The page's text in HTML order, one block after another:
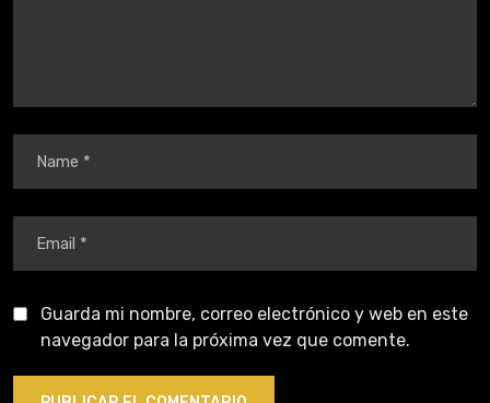
Guarda mi nombre, correo electrónico y web en este
navegador para la próxima vez que comente.